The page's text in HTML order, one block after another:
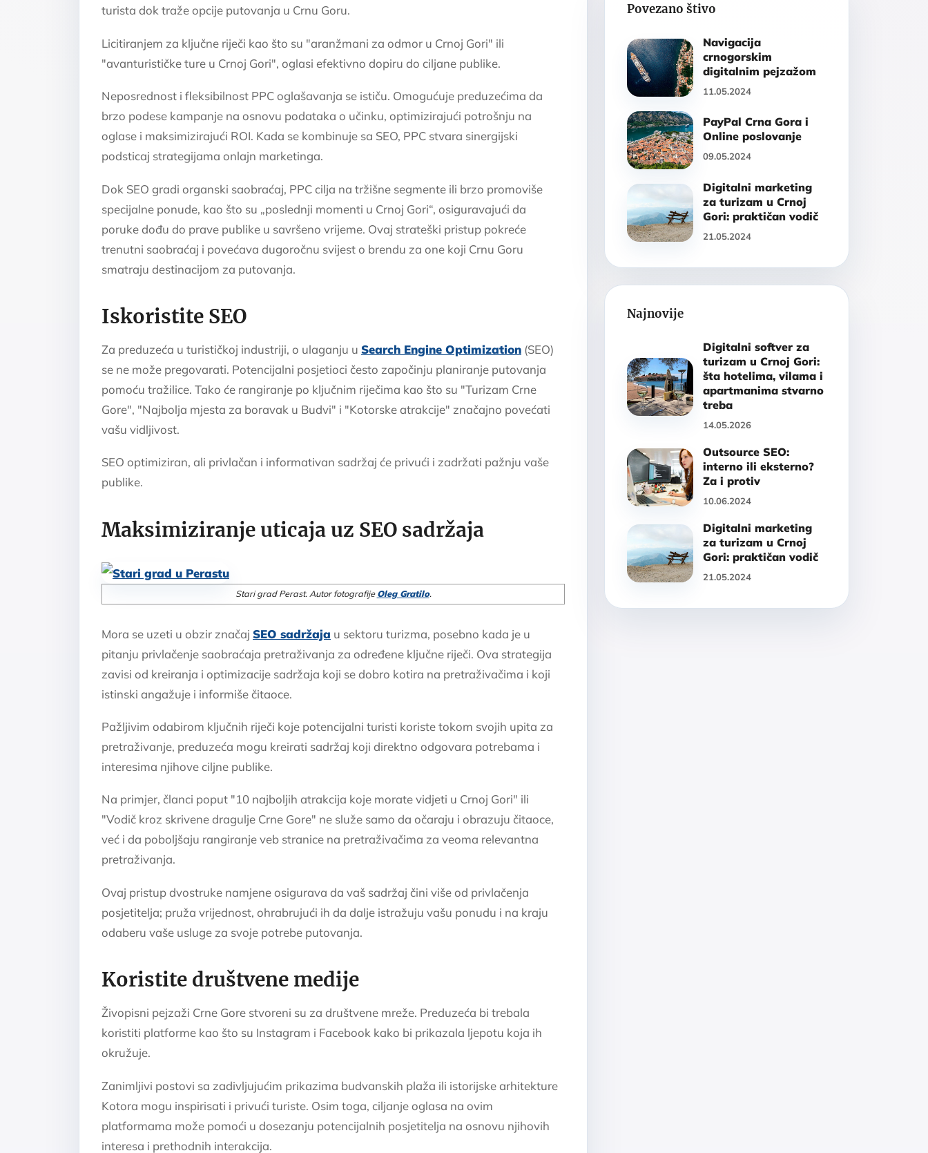
turista dok traže opcije putovanja u Crnu Goru.
Licitiranjem za ključne riječi kao što su "aranžmani za odmor u Crnoj Gori" ili
"avanturističke ture u Crnoj Gori", oglasi efektivno dopiru do ciljane publike.
Neposrednost i fleksibilnost PPC oglašavanja se ističu. Omogućuje preduzećima da
brzo podese kampanje na osnovu podataka o učinku, optimizirajući potrošnju na
oglase i maksimizirajući ROI. Kada se kombinuje sa SEO, PPC stvara sinergijski
podsticaj strategijama onlajn marketinga.
Dok SEO gradi organski saobraćaj, PPC cilja na tržišne segmente ili brzo promoviše
specijalne ponude, kao što su „poslednji momenti u Crnoj Gori“, osiguravajući da
poruke dođu do prave publike u savršeno vrijeme. Ovaj strateški pristup pokreće
trenutni saobraćaj i povećava dugoročnu svijest o brendu za one koji Crnu Goru
smatraju destinacijom za putovanja.
Iskoristite SEO
Za preduzeća u turističkoj industriji, o ulaganju u Search Engine Optimization (SEO)
se ne može pregovarati. Potencijalni posjetioci često započinju planiranje putovanja
pomoću tražilice. Tako će rangiranje po ključnim riječima kao što su "Turizam Crne
Gore", "Najbolja mjesta za boravak u Budvi" i "Kotorske atrakcije" značajno povećati
vašu vidljivost.
SEO optimiziran, ali privlačan i informativan sadržaj će privući i zadržati pažnju vaše
publike.
Maksimiziranje uticaja uz SEO sadržaja
Stari grad Perast. Autor fotografijeOleg Gratilo.
Mora se uzeti u obzir značaj SEO sadržaja u sektoru turizma, posebno kada je u
pitanju privlačenje saobraćaja pretraživanja za određene ključne riječi. Ova strategija
zavisi od kreiranja i optimizacije sadržaja koji se dobro kotira na pretraživačima i koji
istinski angažuje i informiše čitaoce.
Pažljivim odabirom ključnih riječi koje potencijalni turisti koriste tokom svojih upita za
pretraživanje, preduzeća mogu kreirati sadržaj koji direktno odgovara potrebama i
interesima njihove ciljne publike.
Na primjer, članci poput "10 najboljih atrakcija koje morate vidjeti u Crnoj Gori" ili
"Vodič kroz skrivene dragulje Crne Gore" ne služe samo da očaraju i obrazuju čitaoce,
već i da poboljšaju rangiranje veb stranice na pretraživačima za veoma relevantna
pretraživanja.
Ovaj pristup dvostruke namjene osigurava da vaš sadržaj čini više od privlačenja
posjetitelja; pruža vrijednost, ohrabrujući ih da dalje istražuju vašu ponudu i na kraju
odaberu vaše usluge za svoje potrebe putovanja.
Koristite društvene medije
Živopisni pejzaži Crne Gore stvoreni su za društvene mreže. Preduzeća bi trebala
koristiti platforme kao što su Instagram i Facebook kako bi prikazala ljepotu koja ih
okružuje.
Zanimljivi postovi sa zadivljujućim prikazima budvanskih plaža ili istorijske arhitekture
Kotora mogu inspirisati i privući turiste. Osim toga, ciljanje oglasa na ovim
platformama može pomoći u dosezanju potencijalnih posjetitelja na osnovu njihovih
interesa i prethodnih interakcija.
Povezano štivo
Navigacija
crnogorskim
digitalnim pejzažom
11.05.2024
PayPal Crna Gora i
Online poslovanje
09.05.2024
Digitalni marketing
za turizam u Crnoj
Gori: praktičan vodič
21.05.2024
Najnovije
Digitalni softver za
turizam u Crnoj Gori:
šta hotelima, vilama i
apartmanima stvarno
treba
14.05.2026
Outsource SEO:
interno ili eksterno?
Za i protiv
10.06.2024
Digitalni marketing
za turizam u Crnoj
Gori: praktičan vodič
21.05.2024